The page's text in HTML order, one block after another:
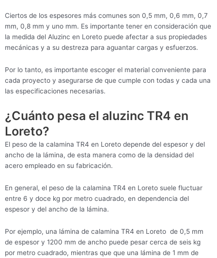
Ciertos de los espesores más comunes son 0,5 mm, 0,6 mm, 0,7
mm, 0,8 mm y uno mm. Es importante tener en consideración que
la medida del Aluzinc en Loreto puede afectar a sus propiedades
mecánicas y a su destreza para aguantar cargas y esfuerzos.
Por lo tanto, es importante escoger el material conveniente para
cada proyecto y asegurarse de que cumple con todas y cada una
las especificaciones necesarias.
¿Cuánto pesa el aluzinc TR4 en
Loreto?
El peso de la calamina TR4 en Loreto depende del espesor y del
ancho de la lámina, de esta manera como de la densidad del
acero empleado en su fabricación.
En general, el peso de la calamina TR4 en Loreto suele fluctuar
entre 6 y doce kg por metro cuadrado, en dependencia del
espesor y del ancho de la lámina.
Por ejemplo, una lámina de calamina TR4 en Loreto de 0,5 mm
de espesor y 1200 mm de ancho puede pesar cerca de seis kg
por metro cuadrado, mientras que que una lámina de 1 mm de